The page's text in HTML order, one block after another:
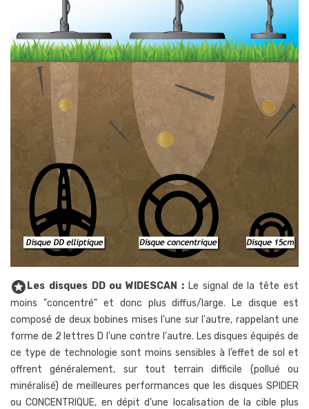
stars Les disques DD ou WIDESCAN : Le signal de la tête est
moins "concentré" et donc plus diffus/large. Le disque est
composé de deux bobines mises l'une sur l'autre, rappelant une
forme de 2 lettres D l'une contre l'autre. Les disques équipés de
ce type de technologie sont moins sensibles à l’effet de sol et
offrent généralement, sur tout terrain difficile (pollué ou
minéralisé) de meilleures performances que les disques SPIDER
ou CONCENTRIQUE, en dépit d’une localisation de la cible plus